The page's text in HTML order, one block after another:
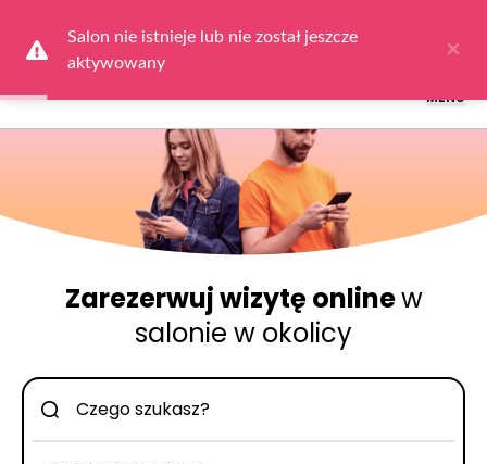
wybierzZaloguj się
MENU
Zarezerwuj wizytę onlinew
salonie w okolicy
Salon nie istnieje lub nie został jeszcze
aktywowany
×